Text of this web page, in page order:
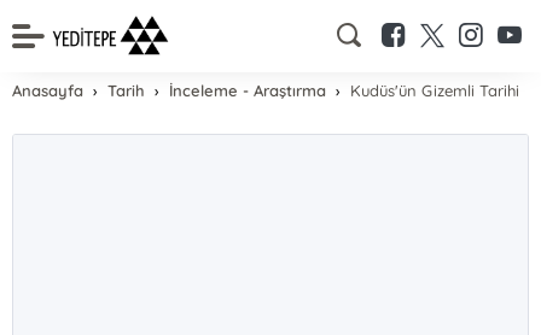
Anasayfa Tarih İnceleme - Araştırma Kudüs'ün Gizemli Tarihi